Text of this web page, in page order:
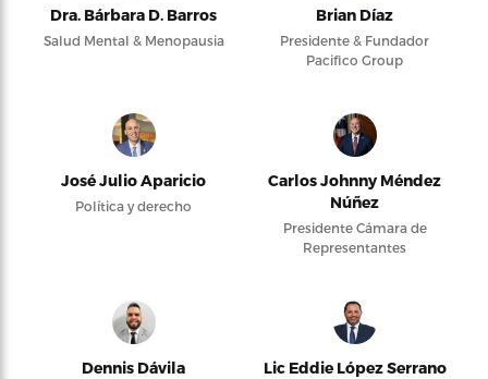
Dra. Bárbara D. Barros
Salud Mental & Menopausia
Brian Díaz
Presidente & Fundador
Pacifico Group
José Julio Aparicio
Política y derecho
Carlos Johnny Méndez
Núñez
Presidente Cámara de
Representantes
Dennis Dávila Lic Eddie López Serrano